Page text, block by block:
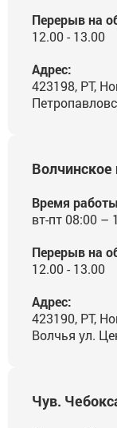
Перерыв на
12.00 - 13.00
Адрес:
423198, РТ,
Волчинское
Время
вт-пт 08:00 –
Перерыв на
12.00 - 13.00
Адрес:
423190, РТ,
Волчья ул.
Чув.